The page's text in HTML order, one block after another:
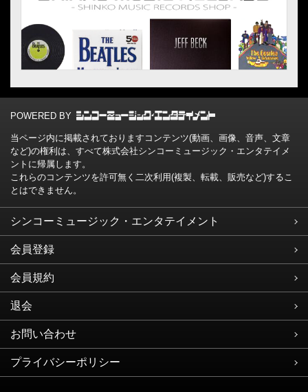
POWERED BY
当ページ内に掲載されておりますコンテンツ(動画、画像、音声、文章
など)の権利は、すべて株式会社シンコーミュージック・エンタテイメ
ントに帰属します。
これらのコンテンツを許可無く二次利用(複製、転載、販売など)するこ
とはできません。
シンコーミュージック・エンタテイメント
会員登録
会員規約
退会
お問い合わせ
プライバシーポリシー